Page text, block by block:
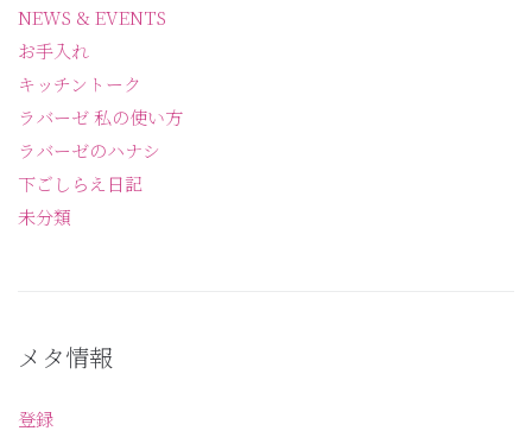
NEWS & EVENTS
お手入れ
キッチントーク
ラバーゼ 私の使い方
ラバーゼのハナシ
下ごしらえ日記
未分類
メタ情報
登録